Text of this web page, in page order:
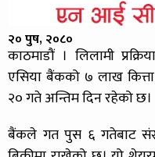
२० पुष, २०८०
काठमाडौं । लिलामी
एसिया बैंकको ७ लाख
२० गते अन्तिम दिन रहेको छ।
बैंकले गत पुस ६ गतेबाट